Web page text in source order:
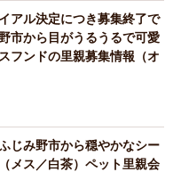
アル決定につき募集終了で
市から目がうるうるで可愛
フンドの里親募集情報（オ
じみ野市から穏やかなシー
メス／白茶）ペット里親会